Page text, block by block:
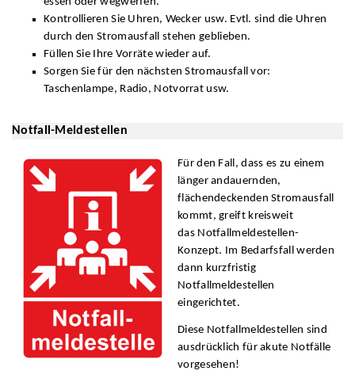
Kontrollieren Sie Uhren, Wecker usw. Evtl. sind die Uhren
durch den Stromausfall stehen geblieben.
Füllen Sie Ihre Vorräte wieder auf.
Sorgen Sie für den nächsten Stromausfall vor:
Taschenlampe, Radio, Notvorrat usw.
Notfall-Meldestellen
Für den Fall, dass es zu einem
länger andauernden,
flächendeckenden Stromausfall
kommt, greift kreisweit
das Notfallmeldestellen-
Konzept. Im Bedarfsfall werden
dann kurzfristig
Notfallmeldestellen
eingerichtet.
Diese Notfallmeldestellen sind
ausdrücklich für akute Notfälle
vorgesehen!